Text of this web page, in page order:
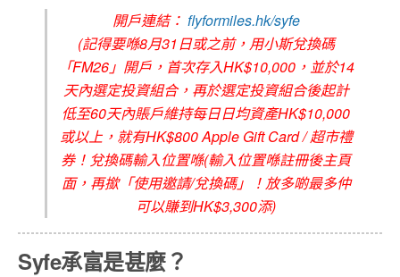
開戶連結： flyformiles.hk/syfe
(記得要喺8月31日或之前，用小斯兌換碼
「FM26」開戶，首次存入HK$10,000，並於14
天內選定投資組合，再於選定投資組合後起計
低至60天內賬戶維持每日日均資產HK$10,000
或以上，就有HK$800 Apple Gift Card / 超市禮
券！兌換碼輸入位置喺(輸入位置喺註冊後主頁
面，再撳「使用邀請/兌換碼」！放多啲最多仲
可以賺到HK$3,300添)
Syfe承富是甚麼？